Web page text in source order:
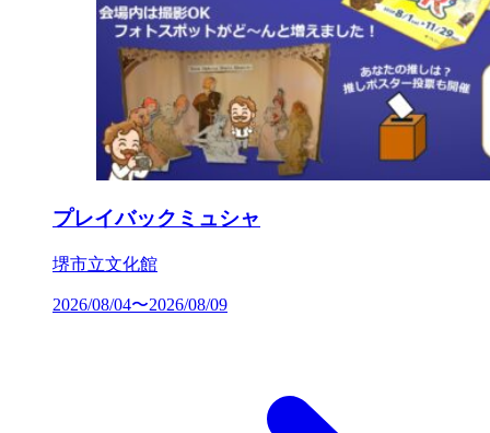
プレイバックミュシャ
堺市立文化館
2026/08/04〜2026/08/09